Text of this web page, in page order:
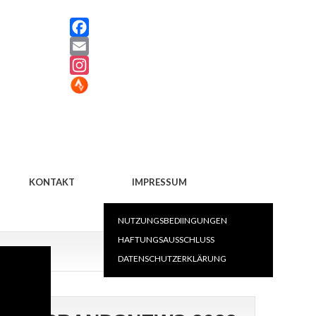
Facebook
Email
Instagram
KONTAKT IMPRESSUM
NUTZUNGSBEDIINGUNGEN
HAFTUNGSAUSSCHLUSS
DATENSCHUTZERKLÄRUNG